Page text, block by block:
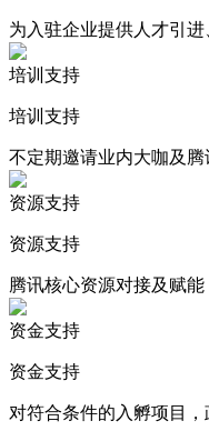
为入驻企业提供人才引
培训支持
培训支持
不定期邀请业内大咖及
资源支持
资源支持
腾讯核心资源对接及赋
资金支持
资金支持
对符合条件的入孵项目